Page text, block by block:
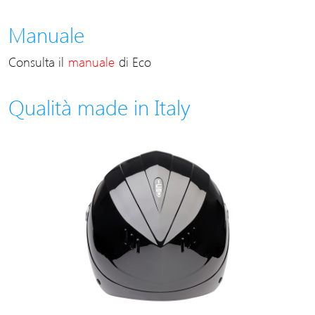
Manuale
Consulta il manuale di Eco
Qualità made in Italy